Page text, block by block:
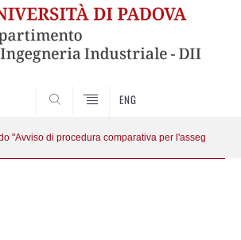
ENG
"Avviso di procedura comparativa per